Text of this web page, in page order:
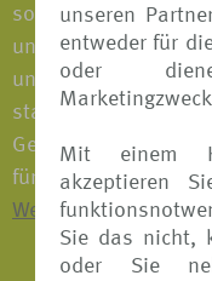
unseren
entweder für
oder
Mit einem
akzeptieren
Sie das nicht,
oder Sie
sowie in allen
uns gehen
unserer
starken Partner an
Gemeinsam
für einen sicheren
Weitere